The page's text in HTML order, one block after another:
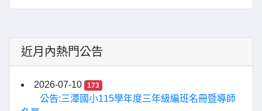
近月內熱門公告
2026-07-10 173
公告:三潭國小115學年度三年級編班名冊暨導師